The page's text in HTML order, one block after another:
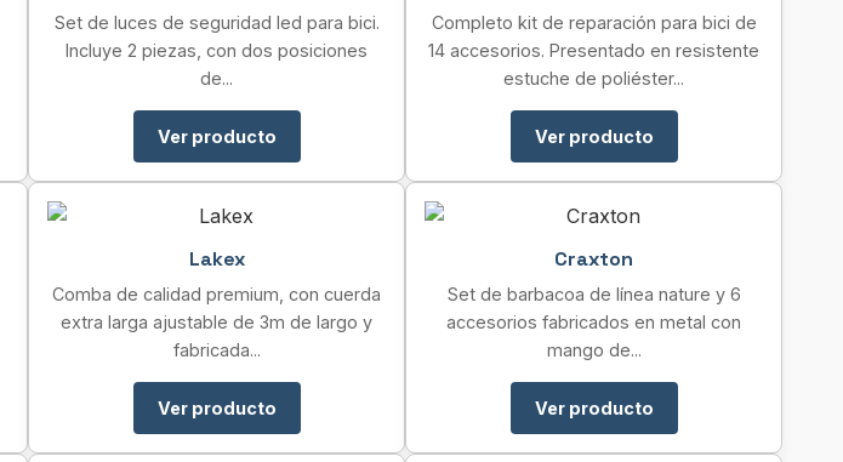
Set de luces de seguridad led para bici.
Incluye 2 piezas, con dos posiciones
de...
Ver producto
Completo kit de reparación para bici de
14 accesorios. Presentado en resistente
estuche de poliéster...
Ver producto
Lakex
Comba de calidad premium, con cuerda
extra larga ajustable de 3m de largo y
fabricada...
Ver producto
Craxton
Set de barbacoa de línea nature y 6
accesorios fabricados en metal con
mango de...
Ver producto